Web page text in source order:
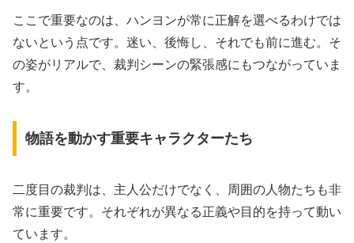
ここで重要なのは、ハンヨンが常に正解を選べるわけでは
ないという点です。迷い、後悔し、それでも前に進む。そ
の姿がリアルで、裁判シーンの緊張感にもつながっていま
す。
物語を動かす重要キャラクターたち
二度目の裁判は、主人公だけでなく、周囲の人物たちも非
常に重要です。それぞれが異なる正義や目的を持って動い
ています。